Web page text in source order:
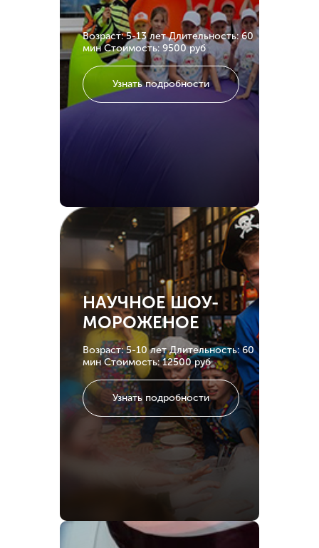
Возраст: 5-13 летДлительность: 60
минСтоимость: 9500 руб
Узнать подробности
НАУЧНОЕ ШОУ-
МОРОЖЕНОЕ
Возраст: 5-10 летДлительность: 60
минСтоимость: 12500 руб
Узнать подробности